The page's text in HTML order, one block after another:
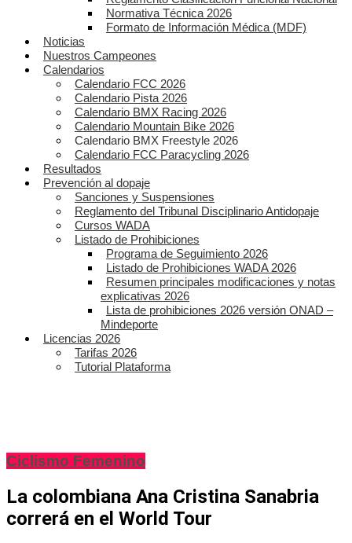
Normativa Técnica 2026
Formato de Información Médica (MDF)
Noticias
Nuestros Campeones
Calendarios
Calendario FCC 2026
Calendario Pista 2026
Calendario BMX Racing 2026
Calendario Mountain Bike 2026
Calendario BMX Freestyle 2026
Calendario FCC Paracycling 2026
Resultados
Prevención al dopaje
Sanciones y Suspensiones
Reglamento del Tribunal Disciplinario Antidopaje
Cursos WADA
Listado de Prohibiciones
Programa de Seguimiento 2026
Listado de Prohibiciones WADA 2026
Resumen principales modificaciones y notas
explicativas 2026
Lista de prohibiciones 2026 versión ONAD –
Mindeporte
Licencias 2026
Tarifas 2026
Tutorial Plataforma
Ciclismo Femenino
La colombiana Ana Cristina Sanabria
correrá en el World Tour